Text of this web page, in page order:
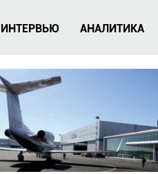
ИНТЕРВЬЮ АНАЛИТИКА